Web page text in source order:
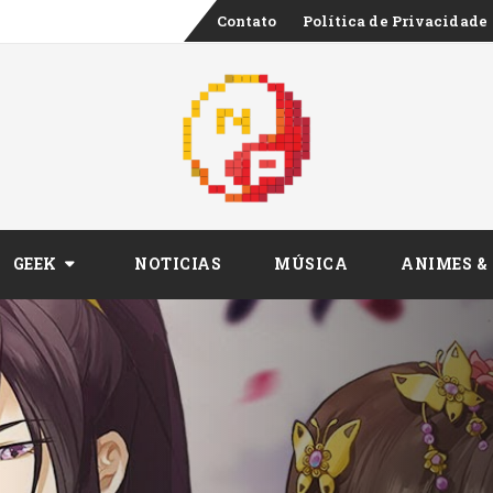
6 de Tomb Raider King?Skip
content
Contato Política de Privacidade
GEEK NOTICIAS MÚSICA ANIMES &